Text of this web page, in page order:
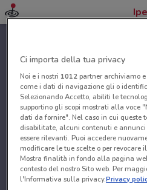
Ci importa della tua privacy
Noi e i nostri 1012partner archiviamo
come i dati di navigazione gli o
Selezionando Accetto, abiliti le
supportino gli scopi mostrati alla voce
dati da fornire". Nel caso in cui queste
disabilitate, alcuni contenuti e annunci
essere rilevanti. Puoi accedere
modificare le tue scelte o per revocare
Mostra finalità in fondo alla pagina
contesto del nostro Sito web. Per
l'Informativa sulla privacy.Privacy